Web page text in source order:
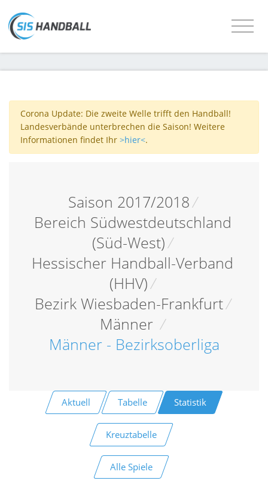
Corona Update: Die zweite Welle trifft den Handball!
Landesverbände unterbrechen die Saison! Weitere
Informationen findet Ihr >hier<.
Saison 2017/2018/
Bereich Südwestdeutschland
(Süd-West)/
Hessischer Handball-Verband
(HHV)/
Bezirk Wiesbaden-Frankfurt/
Männer /
Männer - Bezirksoberliga
Aktuell Tabelle Statistik
Kreuztabelle
Alle Spiele